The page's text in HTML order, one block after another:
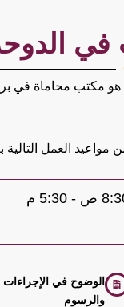
في
مكتب محاماة في
العمل التالية
الوضوح في الإجراءات
والرسوم